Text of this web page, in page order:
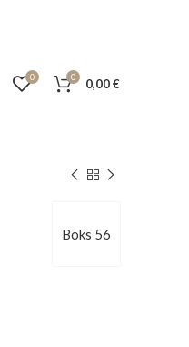
0 0 0,00€
Boks 56